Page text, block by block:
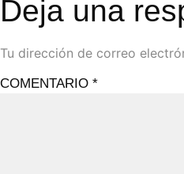
Deja una
Tu dirección de correo
COMENTARIO *